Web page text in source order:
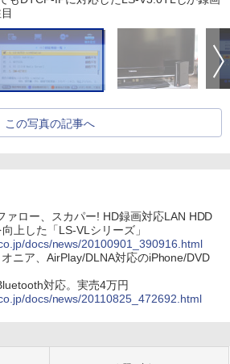
この写真の記事へ
ァロー、スカパー! HD録画対応LAN HDD
上した「LS-VLシリーズ」
docs/news/20100901_390916.html
ニア、AirPlay/DLNA対応のiPhone/DVD
対応。実売4万円
docs/news/20110825_472692.html